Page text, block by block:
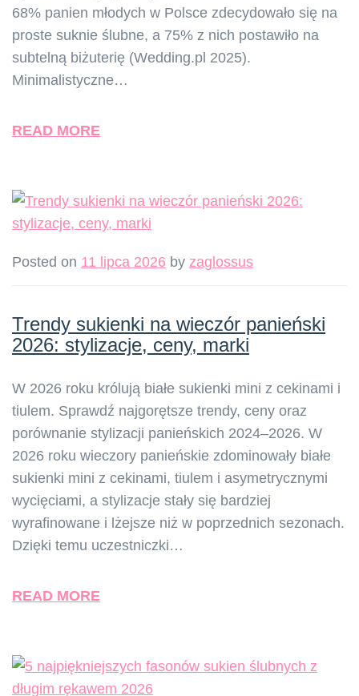
68% panien młodych w Polsce zdecydowało się na
proste suknie ślubne, a 75% z nich postawiło na
subtelną biżuterię (Wedding.pl 2025).
Minimalistyczne…
READ MORE
Posted on 11 lipca 2026 by zaglossus
Trendy sukienki na wieczór panieński
2026: stylizacje, ceny, marki
W 2026 roku królują białe sukienki mini z cekinami i
tiulem. Sprawdź najgorętsze trendy, ceny oraz
porównanie stylizacji panieńskich 2024–2026. W
2026 roku wieczory panieńskie zdominowały białe
sukienki mini z cekinami, tiulem i asymetrycznymi
wycięciami, a stylizacje stały się bardziej
wyrafinowane i lżejsze niż w poprzednich sezonach.
Dzięki temu uczestniczki…
READ MORE